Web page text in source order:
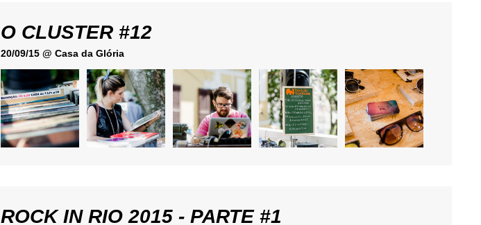
O CLUSTER #12
20/09/15 @ Casa da Glória
ROCK IN RIO 2015 - PARTE #1